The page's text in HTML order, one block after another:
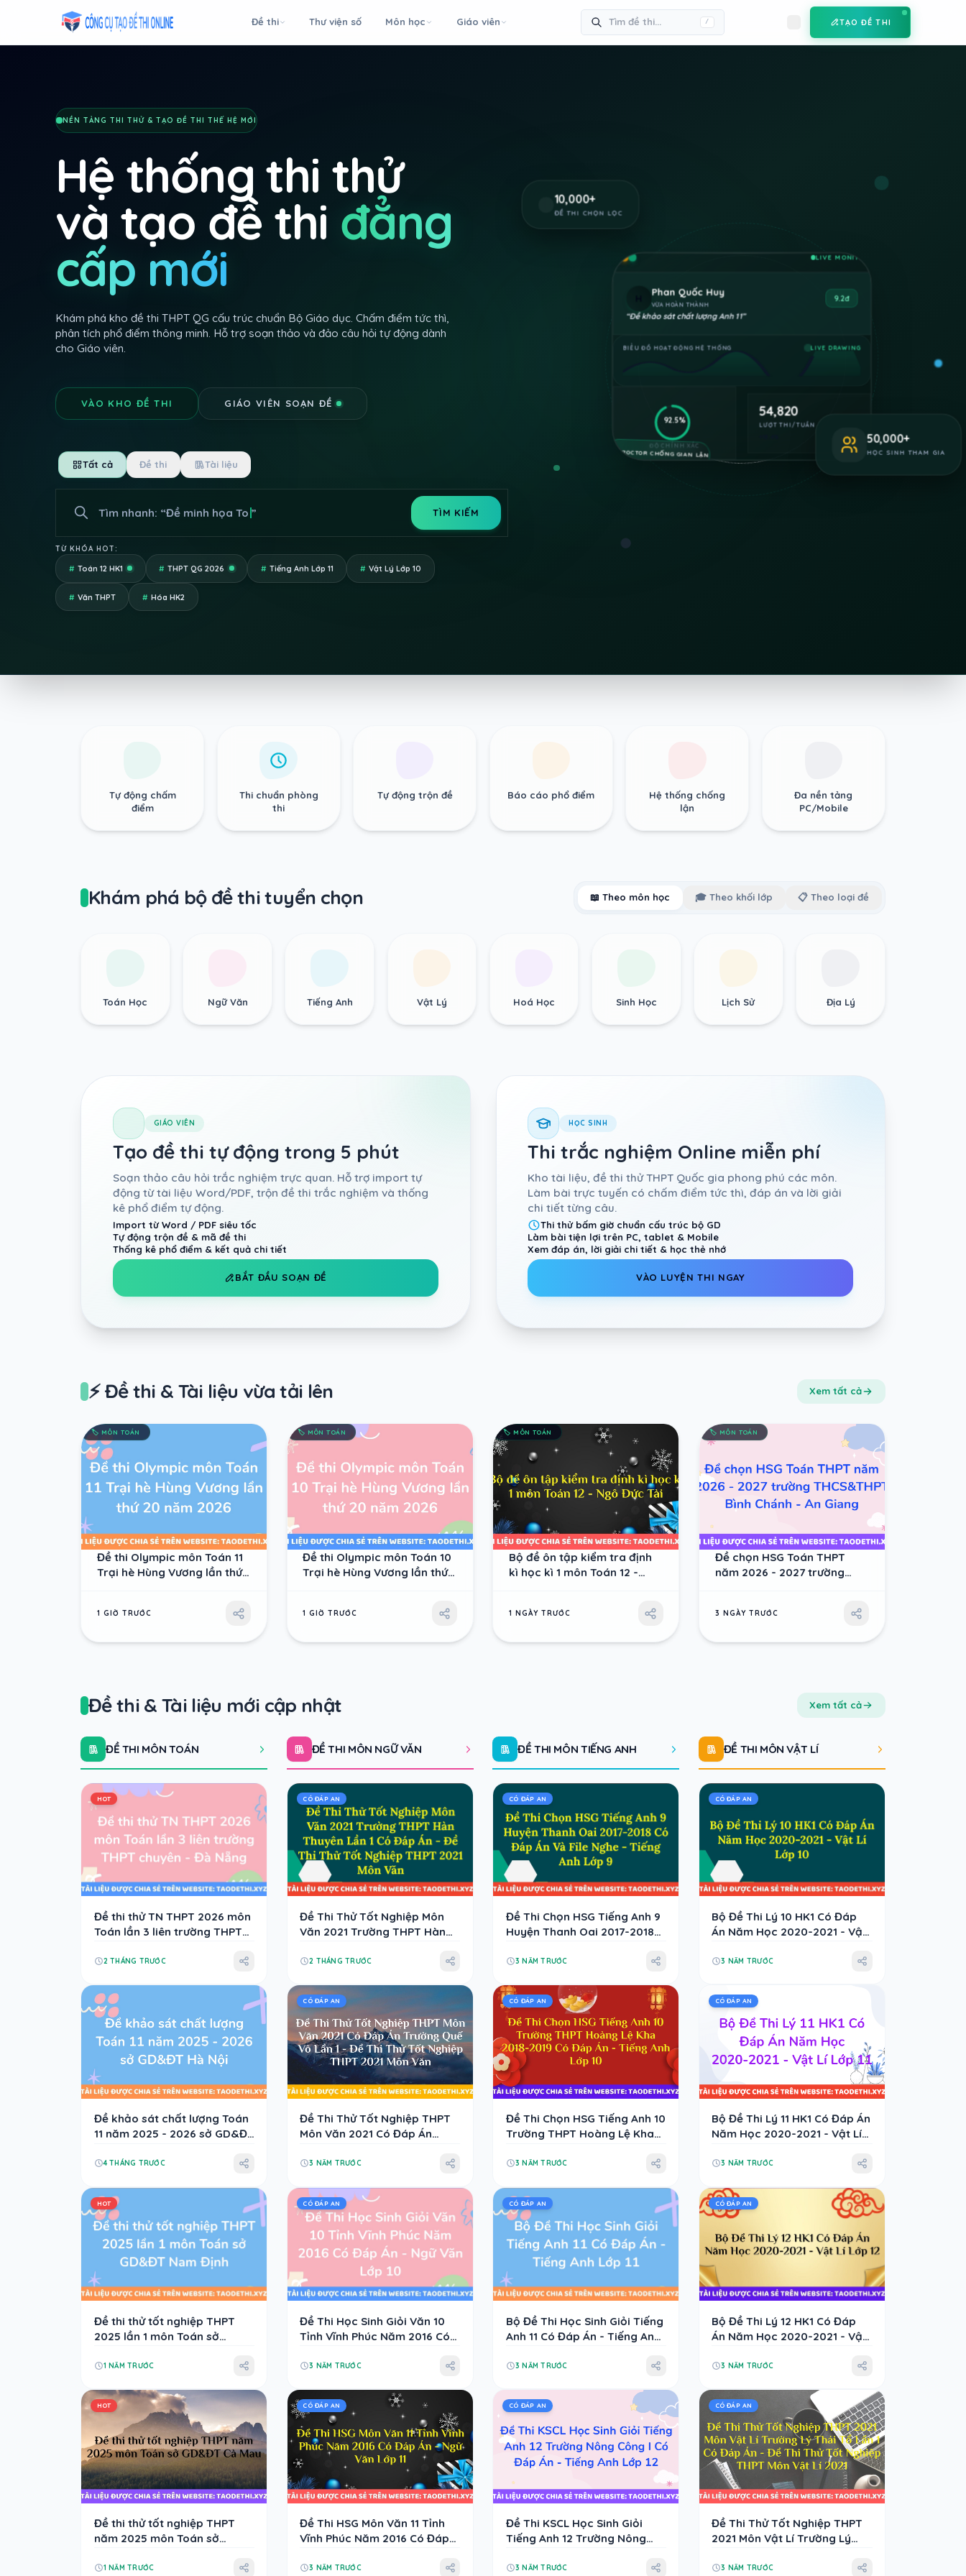
Đề thi Thư viện số Môn học Giáo viên / TẠO ĐỀ THI
NỀN TẢNG THI THỬ & TẠO ĐỀ THI THẾ HỆ MỚI
Hệ thống thi thử
và tạo đề thi đẳng
cấp mới
Khám phá kho đề thi THPT QG cấu trúc chuẩn Bộ Giáo dục. Chấm điểm tức thì,
phân tích phổ điểm thông minh. Hỗ trợ soạn thảo và đảo câu hỏi tự động dành
cho Giáo viên.
VÀO KHO ĐỀ THI GIÁO VIÊN SOẠN ĐỀ
Tất cả Đề thi Tài liệu
Tìm nhanh: “Đề minh họa Toán Bộ Giáo Dục... TÌM KIẾM
TỪ KHÓA HOT:
# Toán 12 HK1 # THPT QG 2026 # Tiếng Anh Lớp 11 # Vật Lý Lớp 10
# Văn THPT # Hóa HK2
10,000+
ĐỀ THI CHỌN LỌC
50,000+
HỌC SINH THAM GIA
Phan Quốc Huy
VỪA HOÀN THÀNH
9.2đ
Đề khảo sát chất lượng Anh 11 ”
BIỂU ĐỒ HOẠT ĐỘNG HỆ THỐNG
92.5%
ĐỘ CHÍNH XÁC
54,820
LƯỢT THI/TUẦN
AI-PROCTOR CHỐNG GIAN LẬN
Tự động chấm
điểm
Thi chuẩn phòng
thi
Tự động trộn đề Báo cáo phổ điểm
Hệ thống chống
lận
Đa nền tảng
PC/Mobile
Khám phá bộ đề thi tuyển chọn 📖 Theo môn học 🎓 Theo khối lớp 📋 Theo loại đề
Toán Học Ngữ Văn Tiếng Anh Vật Lý Hoá Học Sinh Học Lịch Sử Địa Lý
GIÁO VIÊN
Tạo đề thi tự động trong 5 phút
Soạn thảo câu hỏi trắc nghiệm trực quan. Hỗ trợ import tự
động từ tài liệu Word/PDF, trộn đề thi trắc nghiệm và thống
kê phổ điểm tự động.
Import từ Word / PDF siêu tốc
Tự động trộn đề & mã đề thi
Thống kê phổ điểm & kết quả chi tiết
BẮT ĐẦU SOẠN ĐỀ
HỌC SINH
Thi trắc nghiệm Online miễn phí
Kho tài liệu, đề thi thử THPT Quốc gia phong phú các môn.
Làm bài trực tuyến có chấm điểm tức thì, đáp án và lời giải
chi tiết từng câu.
Thi thử bấm giờ chuẩn cấu trúc bộ GD
Làm bài tiện lợi trên PC, tablet & Mobile
Xem đáp án, lời giải chi tiết & học thẻ nhớ
VÀO LUYỆN THI NGAY
⚡ Đề thi & Tài liệu vừa tải lên Xem tất cả
🏷️ MÔN TOÁN
Đề thi Olympic môn Toán 11
Trại hè Hùng Vương lần thứ
1 GIỜ TRƯỚC
🏷️ MÔN TOÁN
Đề thi Olympic môn Toán 10
Trại hè Hùng Vương lần thứ
1 GIỜ TRƯỚC
🏷️MÔN TOÁN
Bộ đề ôn tập kiểm tra định
kì học kì 1 môn Toán 12 -
1 NGÀY TRƯỚC
🏷️ MÔN TOÁN
Đề chọn HSG Toán THPT
năm 2026 - 2027 trường
3 NGÀY TRƯỚC
Đề thi & Tài liệu mới cập nhật Xem tất cả
ĐỀ THI MÔN TOÁN
HOT
Đề thi thử TN THPT 2026 môn
Toán lần 3 liên trường THPT
2 THÁNG TRƯỚC
Đề khảo sát chất lượng Toán
11 năm 2025 - 2026 sở GD&ĐT
4 THÁNG TRƯỚC
HOT
Đề thi thử tốt nghiệp THPT
2025 lần 1 môn Toán sở
1 NĂM TRƯỚC
HOT
Đề thi thử tốt nghiệp THPT
năm 2025 môn Toán sở
1 NĂM TRƯỚC
ĐỀ THI MÔN NGỮ VĂN
CÓ ĐÁP AN
Đề Thi Thử Tốt Nghiệp Môn
Văn 2021 Trường THPT Hàn
Thi Thử Tốt Nghiệp THPT
2 THÁNG TRƯỚC
CÓ ĐÁP AN
Đề Thi Thử Tốt Nghiệp THPT
Môn Văn 2021 Có Đáp Án
Thử Tốt Nghiệp THPT 2021
3 NĂM TRƯỚC
CÓ ĐÁP AN
Đề Thi Học Sinh Giỏi Văn 10
Tỉnh Vĩnh Phúc Năm 2016 Có
3 NĂM TRƯỚC
CÓ ĐÁP AN
Đề Thi HSG Môn Văn 11 Tỉnh
Vĩnh Phúc Năm 2016 Có Đáp
3 NĂM TRƯỚC
ĐỀ THI MÔN TIẾNG ANH
CÓ ĐÁP AN
Đề Thi Chọn HSG Tiếng Anh 9
Huyện Thanh Oai 2017-2018
Tiếng Anh Lớp 9
3 NĂM TRƯỚC
CÓ ĐÁP AN
Đề Thi Chọn HSG Tiếng Anh 10
Trường THPT Hoàng Lệ Kha
Anh Lớp 10
3 NĂM TRƯỚC
CÓ ĐÁP AN
Bộ Đề Thi Học Sinh Giỏi Tiếng
Anh 11 Có Đáp Án - Tiếng Anh
3 NĂM TRƯỚC
CÓ ĐÁP AN
Đề Thi KSCL Học Sinh Giỏi
Tiếng Anh 12 Trường Nông
Lớp 12
3 NĂM TRƯỚC
ĐỀ THI MÔN VẬT LÍ
CÓ ĐÁP AN
Bộ Đề Thi Lý 10 HK1 Có Đáp
Án Năm Học 2020-2021 - Vật
3 NĂM TRƯỚC
CÓ ĐÁP AN
Bộ Đề Thi Lý 11 HK1 Có Đáp Án
Năm Học 2020-2021 - Vật Lí
3 NĂM TRƯỚC
CÓ ĐÁP AN
Bộ Đề Thi Lý 12 HK1 Có Đáp
Án Năm Học 2020-2021 - Vật
3 NĂM TRƯỚC
CÓ ĐÁP AN
Đề Thi Thử Tốt Nghiệp THPT
2021 Môn Vật Lí Trường Lý
Thi Thử Tốt Nghiệp THPT Môn
3 NĂM TRƯỚC
Taodethi.xyz - Tạo đề thi Online miễn phí